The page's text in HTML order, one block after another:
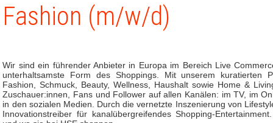
Fashion (m/w/d)
Wir sind ein führender Anbieter in Europa im Bereich Live
unterhaltsamste Form des Shoppings. Mit unserem kuratierten
Fashion, Schmuck, Beauty, Wellness, Haushalt sowie Home &
Zuschauer:innen, Fans und Follower auf allen Kanälen: im TV, im
in den sozialen Medien. Durch die vernetzte Inszenierung von
Innovationstreiber für kanalübergreifendes Shopping-